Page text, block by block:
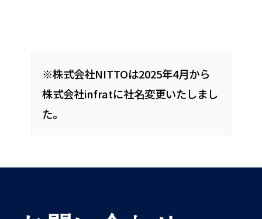
※株式会社NITTOは2025年4月から
株式会社infratに社名変更いたしまし
た。